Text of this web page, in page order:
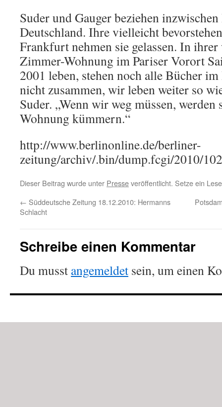
Suder und Gauger beziehen inzwischen
Deutschland. Ihre vielleicht
Frankfurt nehmen sie gelassen. In
Zimmer-Wohnung im Pariser Vorort
2001 leben, stehen noch alle Bücher
nicht zusammen, wir leben weiter so
Suder. „Wenn wir weg müssen,
Wohnung kümmern.“
http://www.berlinonline.de/berliner-
zeitung/archiv/.bin/dump.fcgi/2010/
Dieser Beitrag wurde unter Presseveröffentlicht. Setze ein
← Süddeutsche Zeitung 18.12.2010: Hermanns
Schlacht
Schreibe einen Kommentar
Du musst angemeldet sein, um einen